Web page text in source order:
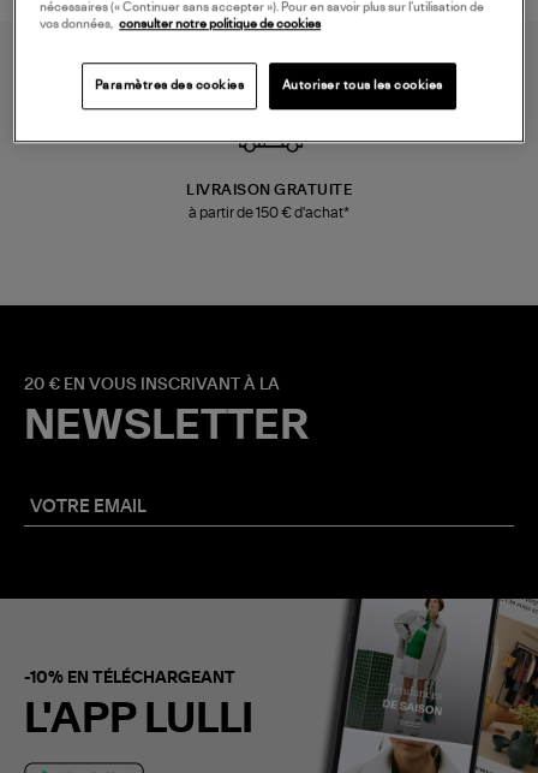
LIVRAISON GRATUITE
à partir de 150 € d'achat*
20 € EN VOUS INSCRIVANT À LA
NEWSLETTER
-10% EN TÉLÉCHARGEANT
L'APP LULLI
nécessaires (« Continuer sans accepter »). Pour en savoir plus sur l’utilisation de
vos données, consulter notre politique de cookies
Paramètres des cookies Autoriser tous les cookies